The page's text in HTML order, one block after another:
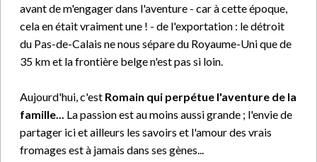
avant de m'engager dans l'aventure - car à cette époque,
cela en était vraiment une ! - de l'exportation : le détroit
du Pas-de-Calais ne nous sépare du Royaume-Uni que de
35 km et la frontière belge n'est pas si loin.
Aujourd'hui, c'est Romain qui perpétue l'aventure de la
famille... La passion est au moins aussi grande ; l'envie de
partager ici et ailleurs les savoirs et l'amour des vrais
fromages est à jamais dans ses gènes...